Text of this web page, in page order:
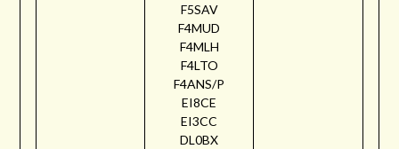
F5SAV
F4MUD
F4MLH
F4LTO
F4ANS/P
EI8CE
EI3CC
DL0BX